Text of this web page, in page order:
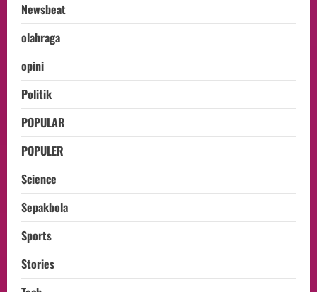
Newsbeat
olahraga
opini
Politik
POPULAR
POPULER
Science
Sepakbola
Sports
Stories